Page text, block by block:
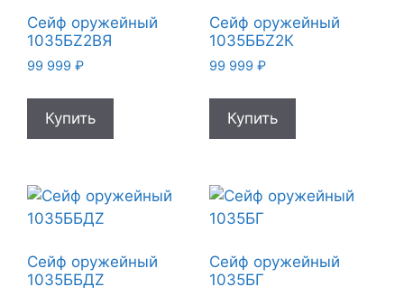
Сейф оружейный
1035БZ2ВЯ
99 999 ₽
Купить
Сейф оружейный
1035ББZ2К
99 999 ₽
Купить
Сейф оружейный
1035ББДZ
Сейф оружейный
1035БГ